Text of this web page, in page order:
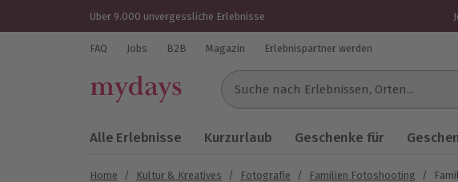
Über 9.000 unvergessliche Erlebnisse
FAQ Jobs B2B Magazin Erlebnispartner werden
Suche nach Erlebnissen...
Alle Erlebnisse Kurzurlaub Geschenke für
Home / Kultur & Kreatives / Fotografie / Familien Fotoshooting /